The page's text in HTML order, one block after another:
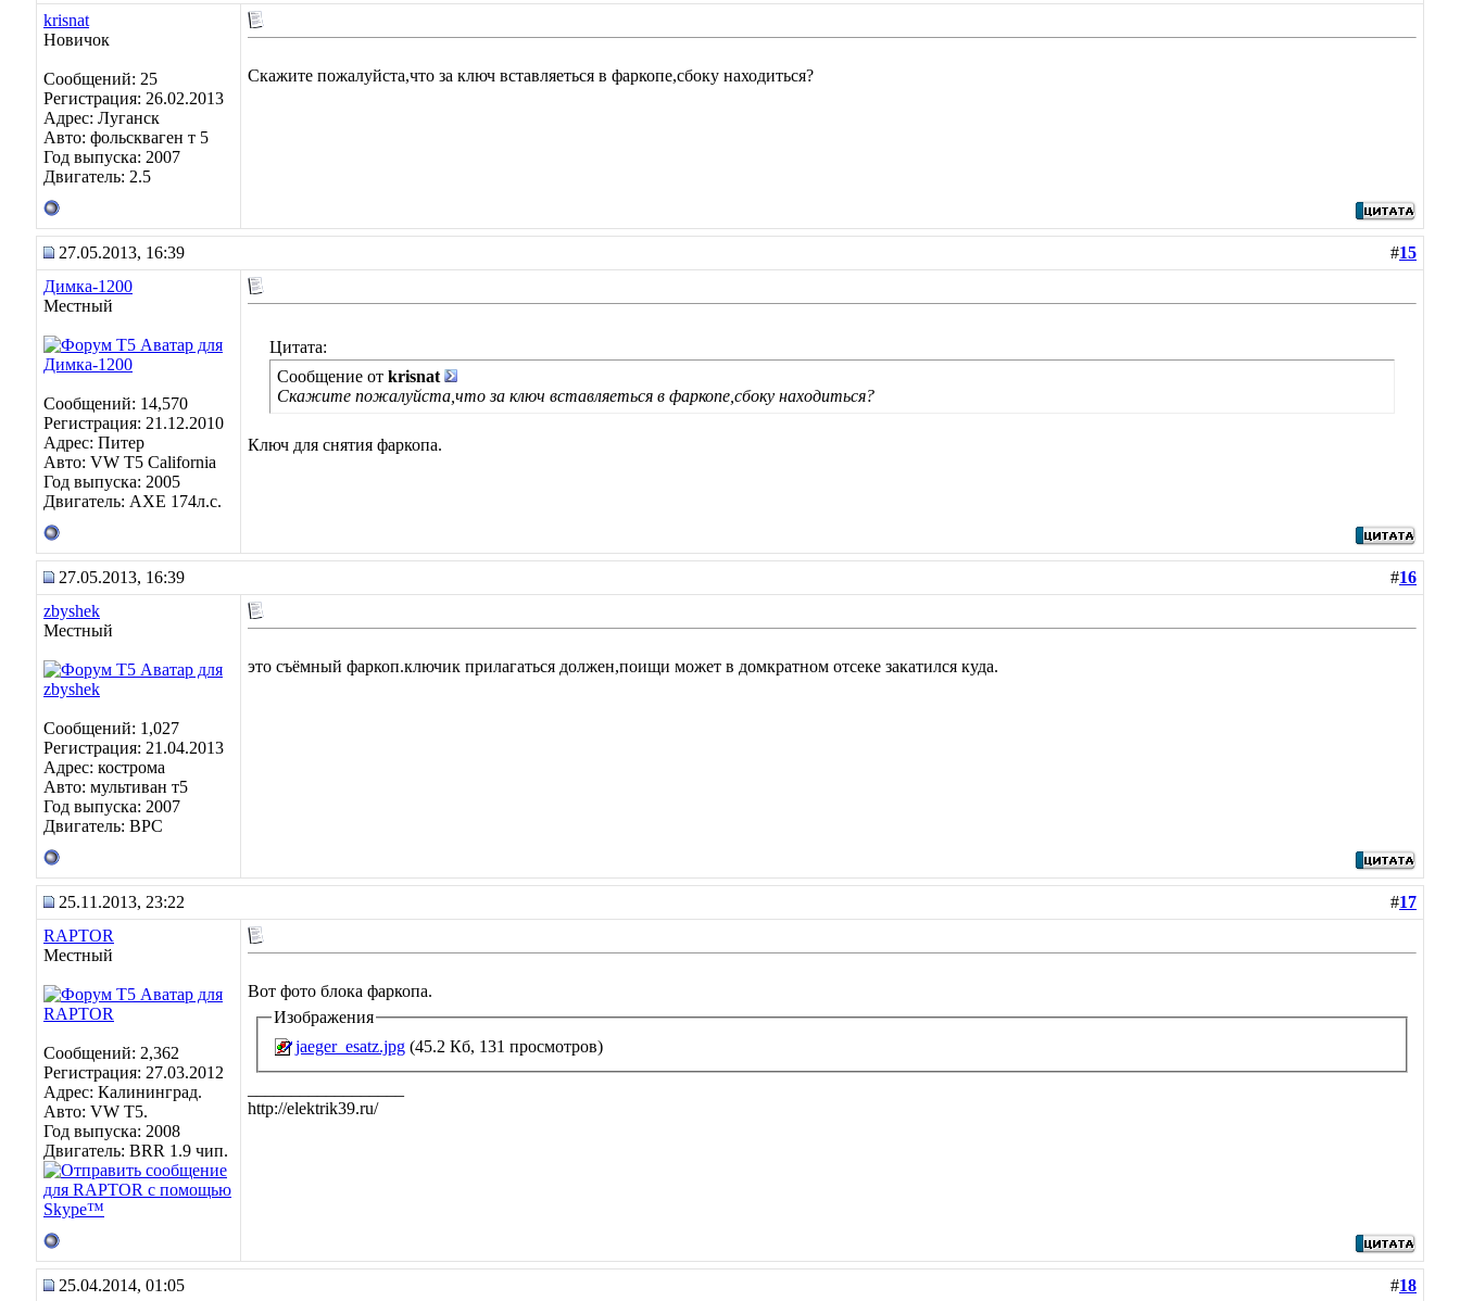
krisnat
Новичок
Сообщений: 25
Регистрация: 26.02.2013
Адрес: Луганск
Авто: фольскваген т 5
Год выпуска: 2007
Двигатель: 2.5
Скажите пожалуйста,что за ключ вставляеться в фаркопе,сбоку находиться?
27.05.2013, 16:39 #15
Димка-1200
Местный
Сообщений: 14,570
Регистрация: 21.12.2010
Адрес: Питер
Авто: VW T5 California
Год выпуска: 2005
Двигатель: AXE 174л.с.
Цитата:
Сообщение от krisnat
Скажите пожалуйста,что за ключ вставляеться в фаркопе,сбоку находиться?
Ключ для снятия фаркопа.
27.05.2013, 16:39 #16
zbyshek
Местный
Сообщений: 1,027
Регистрация: 21.04.2013
Адрес: кострома
Авто: мультиван т5
Год выпуска: 2007
Двигатель: BPC
это съёмный фаркоп.ключик прилагаться должен,поищи может в домкратном отсеке закатился куда.
25.11.2013, 23:22 #17
RAPTOR
Местный
Сообщений: 2,362
Регистрация: 27.03.2012
Адрес: Калининград.
Авто: VW Т5.
Год выпуска: 2008
Двигатель: BRR 1.9 чип.
Вот фото блока фаркопа.
Изображения
jaeger_esatz.jpg (45.2 Кб, 131 просмотров)
http://elektrik39.ru/
25.04.2014, 01:05 #18